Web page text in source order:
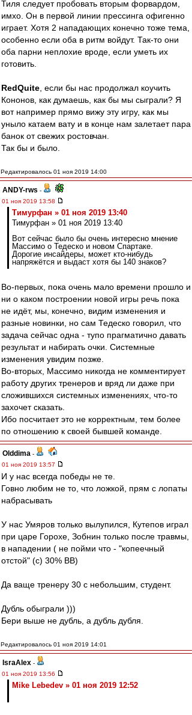
Тиля следует пробовать вторым форвардом,
имхо. Он в первой линии прессинга офигенно
играет. Хотя 2 нападающих конечно тоже тема,
особенно если оба в ритм войдут. Так-то они
оба парни неплохие вроде, если уметь их
готовить.
RedQuite , если бы нас продолжал коучить
Кононов, как думаешь, как бы мы сыграли? Я
вот например прямо вижу эту игру, как мы
уныло катаем вату и в конце нам залетает пара
банок от свежих ростовчан.
Так бы и было.
Редактировалось 01 ноя 2019 14:00
ANDY-rws -
01 ноя 2019 13:58
Тимурфан » 01 ноя 2019 13:40
Тимурфан » 01 ноя 2019 13:40
Вот сейчас было бы очень интересно мнение
Массимо о Тедеско и новом Спартаке.
Дорогие инсайдеры, может кто-нибудь
напряжётся и выдаст хотя бы 140 знаков?
Во-первых, пока очень мало времени прошло и
ни о каком построении новой игры речь пока
не идёт, мы, конечно, видим изменения и
разные новинки, но сам Тедеско говорил, что
задача сейчас одна - тупо прагматично давать
результат и набирать очки. Системные
изменения увидим позже.
Во-вторых, Массимо никогда не комментирует
работу других тренеров и вряд ли даже при
сложившихся системных изменениях, что-то
захочет сказать.
Ибо посчитает это не корректным, тем более
по отношению к своей бывшей команде.
Olddima -
01 ноя 2019 13:57
И у нас всегда победы не те.
Говно любим не то, что ложкой, прям с лопаты
набрасывать
У нас Умяров только вылупился, Кутепов играл
при царе Горохе, Зобнин только после травмы,
в нападении ( не пойми что - "копеечный
отстой" (с) 30% ВВ)
Да ваще тренеру 30 с небольшим, студент.
Дубль обыграли )))
Бери выше не дубль, а дубль дубля.
Редактировалось 01 ноя 2019 14:01
IsraAlex -
01 ноя 2019 13:56
Mike Lebedev » 01 ноя 2019 12:52